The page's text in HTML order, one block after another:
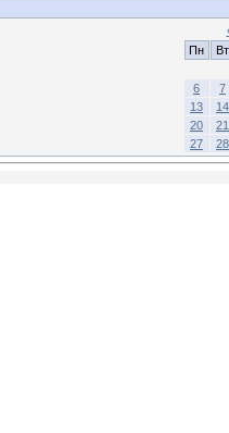
Пн
Вт
6
7
13
14
20
21
27
28